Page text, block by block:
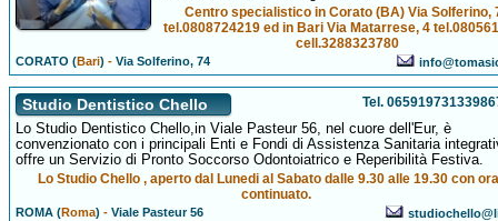
Centro specialistico in Corato (BA) Via Solferino,
tel.0808724219 ed in Bari Via Matarrese, 4
cell.3288323780
CORATO (Bari) -Via Solferino, 74
Studio Dentistico Chello Tel.
Lo Studio Dentistico Chello,in Viale Pasteur 56, nel cuore dell'Eur, è
convenzionato con i principali Enti e Fondi di Assistenza Sanitaria
offre un Servizio di Pronto Soccorso Odontoiatrico e Reperibilità Festiva.
Lo Studio Chello , aperto dal Lunedi al Sabato dalle 9.30 alle 19.30 con
continuato.
ROMA (Roma) -Viale Pasteur 56